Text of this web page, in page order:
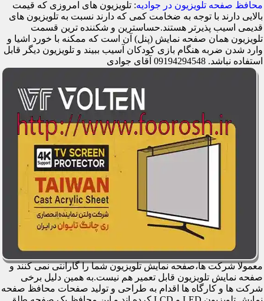
محافظ صفحه تلویزیون در جوادیه: تلویزیون های امروزی که قیمت
بالایی دارند با توجه به ضخامت کمی که دارند نسبت به تلویزیون های
قدیمی اسیب پذیرتر هستند.حساسترین و شکننده ترین قسمت
تلویزیون همان صفحه نمایش (پنل) آن است که ممکنه با خورد اشیا و
وارد شدن ضربه هنگام بازی کودکان آسیب ببیند و تلویزیون دیگر قابل
استفاده نباشد. 09194294548 آقای جوادی
معمولا شرکت ها،صفحه نمایش تلویزیون شما را گارانتی نمی کنند و
صفحه نمایش تلویزیون قابل تعمیر هم نیست.به همین دلیل برخی
شرکت ها و کارگاه ها اقدام به طراحی و تولید صفحات محافظ صفحه